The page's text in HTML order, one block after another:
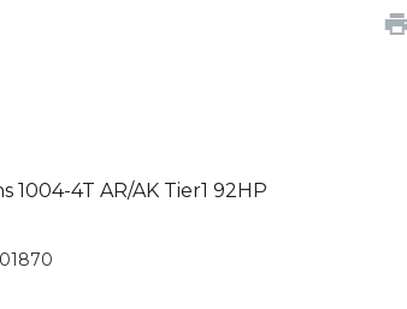
1004-4T AR/AK Tier1 92HP